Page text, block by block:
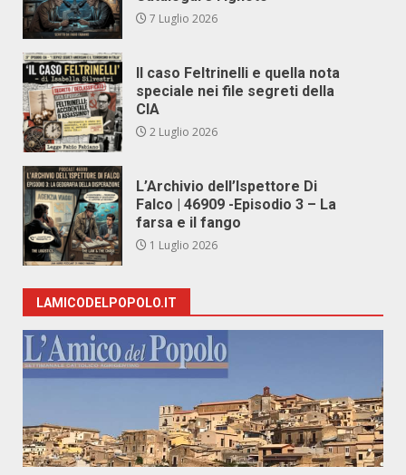
7 Luglio 2026
Il caso Feltrinelli e quella nota
speciale nei file segreti della
CIA
2 Luglio 2026
L’Archivio dell’Ispettore Di
Falco | 46909 -Episodio 3 – La
farsa e il fango
1 Luglio 2026
LAMICODELPOPOLO.IT